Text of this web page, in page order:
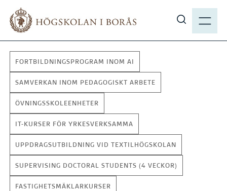
N
i
å
h
b
.
FORTBILDNINGSPROGRAM INOM AI
SAMVERKAN INOM PEDAGOGISKT ARBETE
ÖVNINGSSKOLEENHETER
IT-KURSER FÖR YRKESVERKSAMMA
UPPDRAGSUTBILDNING VID TEXTILHÖGSKOLAN
SUPERVISING DOCTORAL STUDENTS (4 VECKOR)
FASTIGHETSMÄKLARKURSER